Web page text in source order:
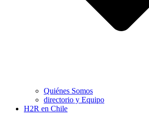
Quiénes Somos
directorio y Equipo
H2R en Chile